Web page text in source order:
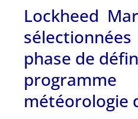
Lockheed
phase de
météorologie